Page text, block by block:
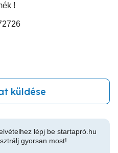
!
küldése
lépj be startapró.hu
gyorsan most!